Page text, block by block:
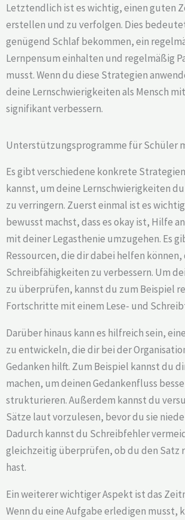
Letztendlich ist es wichtig, einen guten
erstellen und zu verfolgen. Dies
genügend Schlaf bekommen, ein
Lernpensum einhalten und regelmäßig
musst. Wenn du diese Strategien
deine Lernschwierigkeiten als Mensch
signifikant verbessern.
Unterstützungsprogramme für Schüler
Es gibt verschiedene konkrete
kannst, um deine Lernschwierigkeiten
zu verringern. Zuerst einmal ist es
bewusst machst, dass es okay ist, Hilfe
mit deiner Legasthenie umzugehen. Es
Ressourcen, die dir dabei helfen können,
Schreibfähigkeiten zu verbessern. Um
zu überprüfen, kannst du zum Beispiel
Fortschritte mit einem Lese- und
Darüber hinaus kann es hilfreich sein,
zu entwickeln, die dir bei der
Gedanken hilft. Zum Beispiel kannst du
machen, um deinen Gedankenfluss
strukturieren. Außerdem kannst du
Sätze laut vorzulesen, bevor du sie
Dadurch kannst du Schreibfehler
gleichzeitig überprüfen, ob du den Satz
hast.
Ein weiterer wichtiger Aspekt ist das
Wenn du eine Aufgabe erledigen musst,